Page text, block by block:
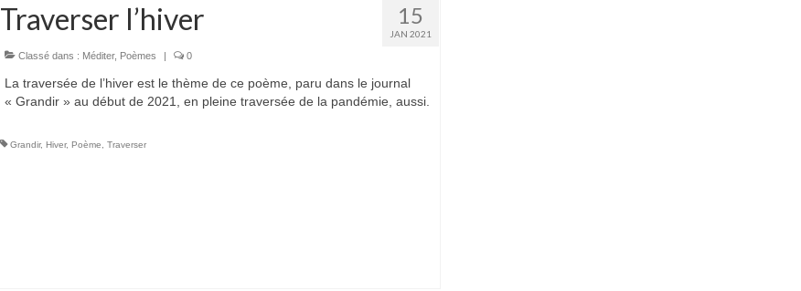
15
JAN 2021
Traverser l’hiver
Classé dans : Méditer, Poèmes 0
La traversée de l’hiver est le thème de ce poème, paru dans le journal
« Grandir » au début de 2021, en pleine traversée de la pandémie, aussi.
Grandir, Hiver, Poème, Traverser